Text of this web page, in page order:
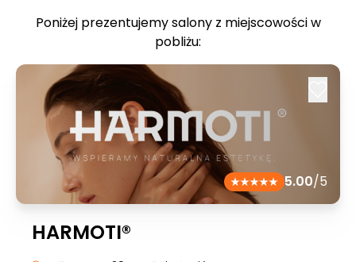
Poniżej prezentujemy salony z miejscowości w
pobliżu:
5.00/5
HARMOTI®